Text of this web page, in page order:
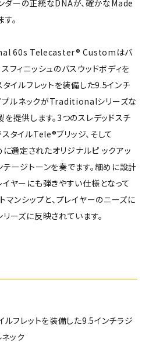
ーの正統なDNAが、確かなMade
。
60s Telecaster® Customはバ
フィニッシュのバスウッドボディを
イルフレットを装備した9.5インチ
プルネックがTraditionalシリーズな
提供します。3つのスレデッドスチ
タイルTele®ブリッジ、そして
選定されたオリジナルピ ックアッ
ージトーンを奏でます。細めに設計
ヤーにも弾きやすい仕様となって
マンシップと、プレイヤーのニーズに
ーズに反映されています。
フレットを装備した9.5インチラジ
ック